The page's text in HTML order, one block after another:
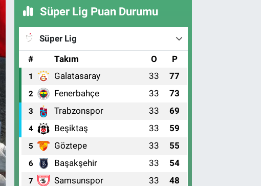
Süper Lig Puan Durumu
Süper Lig
#
Takım O P
1 Galatasaray 33 77
2 Fenerbahçe 33 73
3 Trabzonspor 33 69
4 Beşiktaş 33 59
5 Göztepe 33 55
6 Başakşehir 33 54
7 Samsunspor 33 48